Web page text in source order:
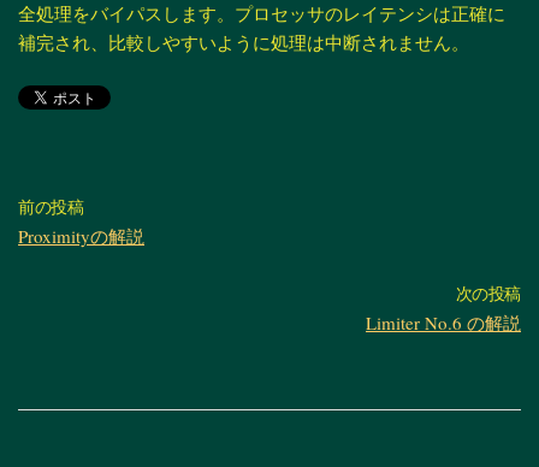
全処理をバイパスします。プロセッサのレイテンシは正確に
補完され、比較しやすいように処理は中断されません。
前の投稿
Proximityの解説
次の投稿
Limiter No.6 の解説